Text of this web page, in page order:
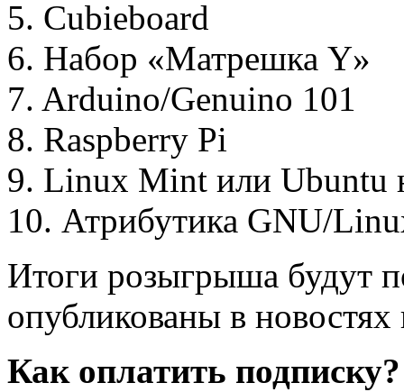
5. Cubieboard
6. Набор «Матрешка Y»
7. Arduino/Genuino 101
8. Raspberry Pi
9. Linux Mint или Ubuntu
10. Атрибутика GNU/
Итоги розыгрыша будут
опубликованы в
Как оплатить подписку?